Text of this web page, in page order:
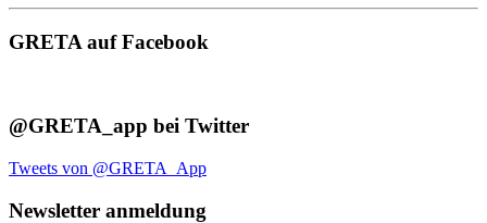
GRETA auf Facebook
@GRETA_app bei Twitter
Tweets von @GRETA_App
Newsletter anmeldung